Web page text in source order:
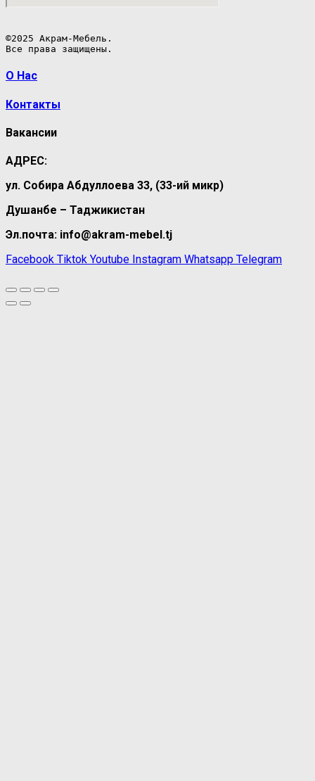
©2025 Акрам-Мебель.
Все права защищены.
О Нас
Контакты
Вакансии
АДРЕС:
ул. Собира Абдуллоева 33, (33-ий микр)
Душанбе – Таджикистан
Эл.почта: info@akram-mebel.tj
Facebook Tiktok Youtube Instagram Whatsapp Telegram